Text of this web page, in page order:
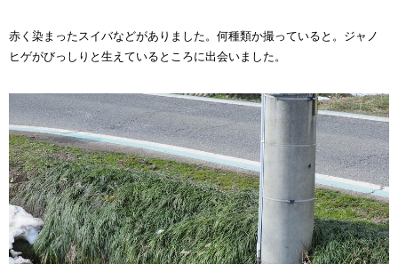
赤く染まったスイバなどがありました。何種類か撮っていると。ジャノ
ヒゲがびっしりと生えているところに出会いました。